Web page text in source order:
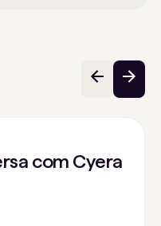
com Cyera